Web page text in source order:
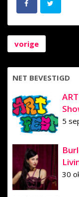
vorige
NET BEVESTIGD
5
30